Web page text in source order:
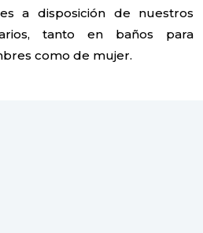
a disposición de nuestros
tanto en baños para
como de mujer.